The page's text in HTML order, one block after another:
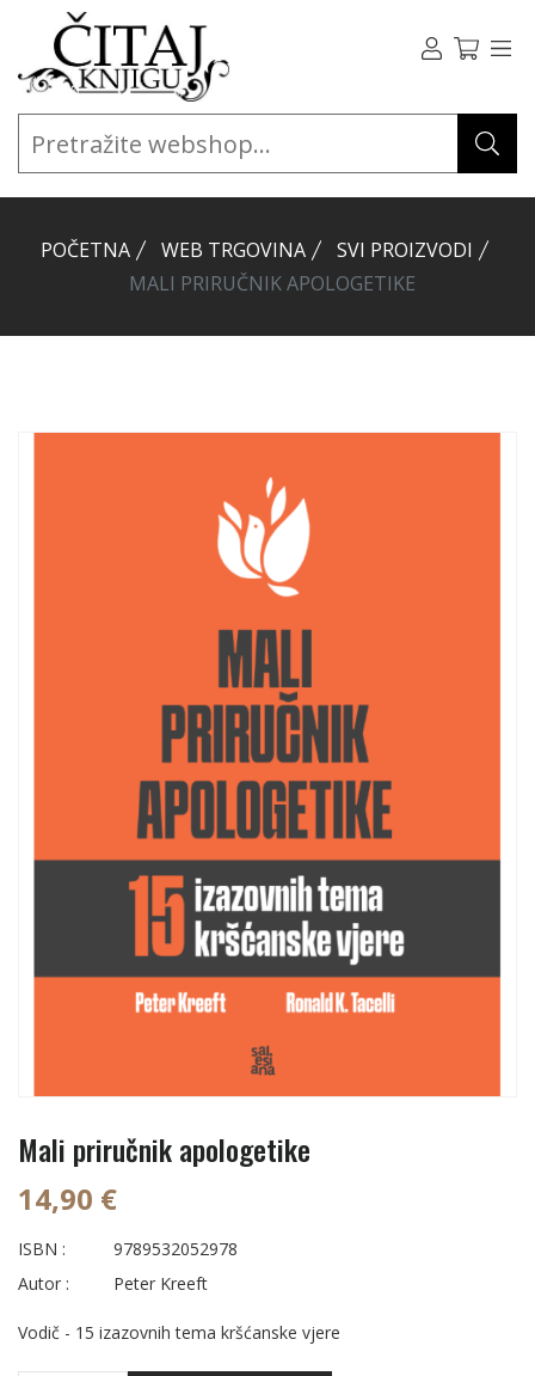
POČETNA WEB TRGOVINA
SVI PROIZVODI
MALI PRIRUČNIK APOLOGETIKE
Mali priručnik apologetike
14,90 €
ISBN :
9789532052978
Autor :
Peter Kreeft
Vodič - 15 izazovnih tema kršćanske vjere